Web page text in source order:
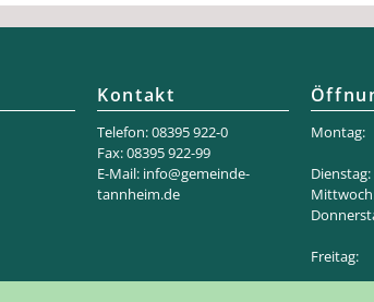
Kontakt
Telefon: 08395 922-0
Fax: 08395 922-99
E-Mail: info@gemeinde-
tannheim.de